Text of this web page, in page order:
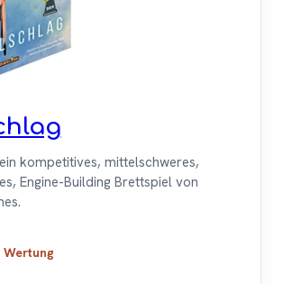
kompetitives, mittelschweres,
Engine-Building Brettspiel von